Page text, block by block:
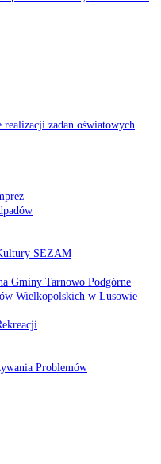
realizacji zadań oświatowych
SEZAM
Gminy Tarnowo Podgórne
Wielkopolskich w Lusowie
Problemów